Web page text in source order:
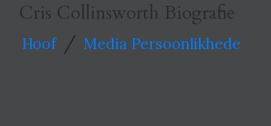
Cris Collinsworth Biografie
Hoof / Media Persoonlikhede